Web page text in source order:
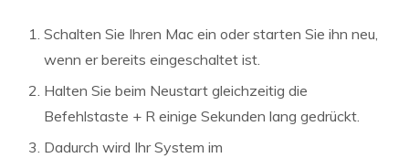
Schalten Sie Ihren Mac ein oder starten Sie ihn neu,
wenn er bereits eingeschaltet ist.
Halten Sie beim Neustart gleichzeitig die
Befehlstaste + R einige Sekunden lang gedrückt.
Dadurch wird Ihr System im